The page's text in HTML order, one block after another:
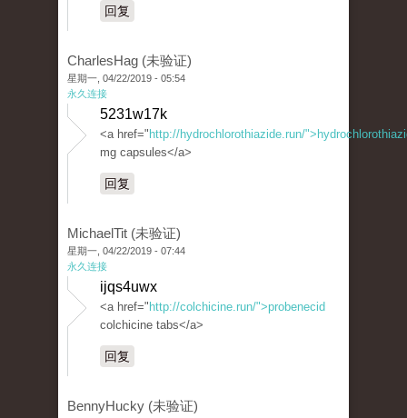
回复
CharlesHag (未验证)
星期一, 04/22/2019 - 05:54
永久连接
5231w17k
<a href=" http://hydrochlorothiazide.run/
mg capsules</a>
回复
MichaelTit (未验证)
星期一, 04/22/2019 - 07:44
永久连接
ijqs4uwx
<a href=" http://colchicine.run/">probenecid
colchicine tabs</a>
回复
BennyHucky (未验证)